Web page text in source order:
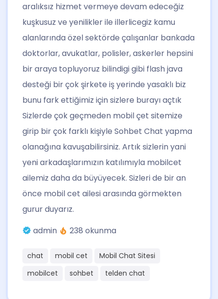
aralıksız hizmet vermeye devam edeceğiz
kuşkusuz ve yenilikler ile illerlicegiz kamu
alanlarında özel sektörde çalışanlar bankada
doktorlar, avukatlar, polisler, askerler hepsini
bir araya topluyoruz bilindigi gibi flash java
desteği bir çok şirkete iş yerinde yasaklı biz
bunu fark ettiğimiz için sizlere burayı açtık
Sizlerde çok geçmeden mobil çet sitemize
girip bir çok farklı kişiyle Sohbet Chat yapma
olanağına kavuşabilirsiniz. Artık sizlerin yani
yeni arkadaşlarımızın katılımıyla mobilcet
ailemiz daha da büyüyecek. Sizleri de bir an
önce mobil cet ailesi arasında görmekten
gurur duyarız.
admin
238 okunma
chat mobil cet
Mobil Chat Sitesi
mobilcet
sohbet telden chat